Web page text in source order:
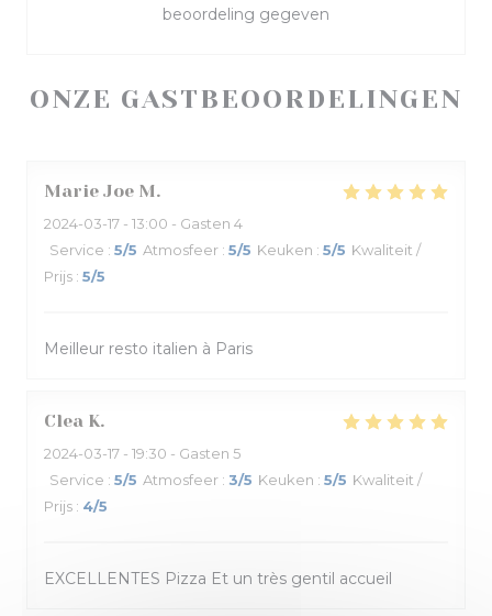
ONZE GASTBEOORDELINGEN
Marie Joe M
2024-03-17 - 13:00 - Gasten 4
Service : 5/5 Atmosfeer : 5/5 Keuken : 5/5 Kwaliteit /
Prijs : 5/5
Meilleur resto italien à Paris
Clea K
2024-03-17 - 19:30 - Gasten 5
Service : 5/5 Atmosfeer : 3/5 Keuken : 5/5 Kwaliteit /
Prijs : 4/5
EXCELLENTES Pizza Et un très gentil accueil
beoordeling gegeven